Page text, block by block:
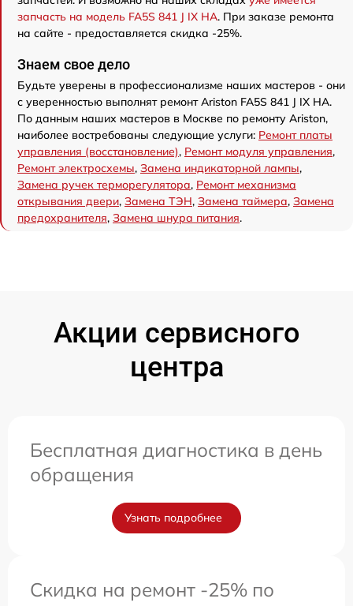
запчасть на модель FA5S 841 J IX HA. При заказе ремонта
на сайте - предоставляется скидка -25%.
Знаем свое дело
Будьте уверены в профессионализме наших мастеров - они
с уверенностью выполнят ремонт Ariston FA5S 841 J IX HA.
По данным наших мастеров в Москве по ремонту Ariston,
наиболее востребованы следующие услуги: Ремонт платы
управления (восстановление), Ремонт модуля управления,
Ремонт электросхемы, Замена индикаторной лампы,
Замена ручек терморегулятора, Ремонт механизма
открывания двери, Замена ТЭН, Замена таймера, Замена
предохранителя, Замена шнура питания.
Акции сервисного
центра
Бесплатная диагностика в день
обращения
Узнать подробнее
Скидка на ремонт -25% по